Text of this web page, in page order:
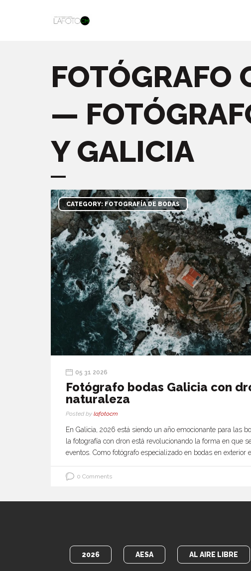
FOTÓGRAFO
—
Y GALICIA
CATEGORY: FOTOGRAFÍA DE BODAS
05 31 2026
Fotógrafo bodas Galicia con
naturaleza
Posted by lafotocm
En Galicia, 2026 está siendo un año emocionante para las
la fotografía con dron está revolucionando la forma en que
eventos. Como fotógrafo especializado en bodas en exterior
0 Comments
2026 AESA AL AIRE LIBRE